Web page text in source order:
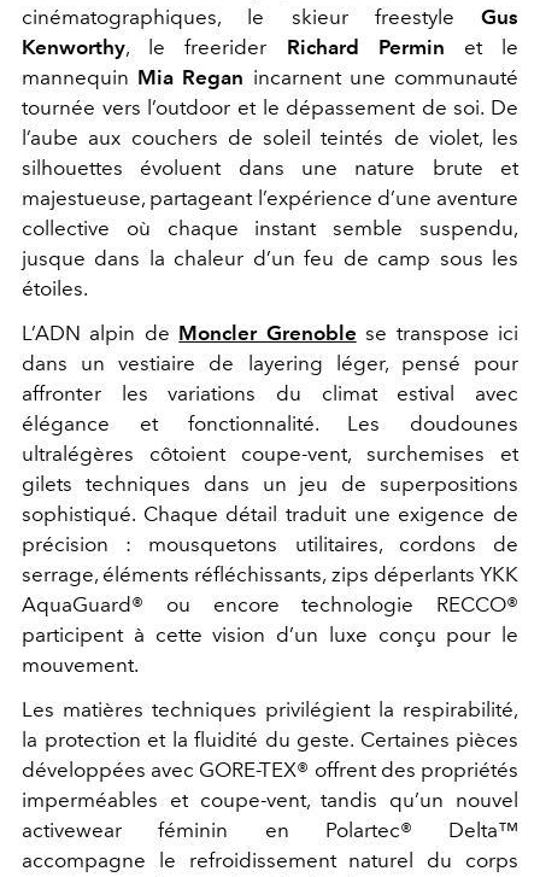
cinématographiques, le skieur freestyle Gus
Kenworthy, le freerider Richard Permin et le
mannequin Mia Regan incarnent une communauté
tournée vers l’outdoor et le dépassement de soi. De
l’aube aux couchers de soleil teintés de violet, les
silhouettes évoluent dans une nature brute et
majestueuse, partageant l’expérience d’une aventure
collective où chaque instant semble suspendu,
jusque dans la chaleur d’un feu de camp sous les
étoiles.
L’ADN alpin de Moncler Grenoble se transpose ici
dans un vestiaire de layering léger, pensé pour
affronter les variations du climat estival avec
élégance et fonctionnalité. Les doudounes
ultralégères côtoient coupe-vent, surchemises et
gilets techniques dans un jeu de superpositions
sophistiqué. Chaque détail traduit une exigence de
précision : mousquetons utilitaires, cordons de
serrage, éléments réfléchissants, zips déperlants YKK
AquaGuard® ou encore technologie RECCO®
participent à cette vision d’un luxe conçu pour le
mouvement.
Les matières techniques privilégient la respirabilité,
la protection et la fluidité du geste. Certaines pièces
développées avec GORE-TEX® offrent des propriétés
imperméables et coupe-vent, tandis qu’un nouvel
activewear féminin en Polartec® Delta™
accompagne le refroidissement naturel du corps